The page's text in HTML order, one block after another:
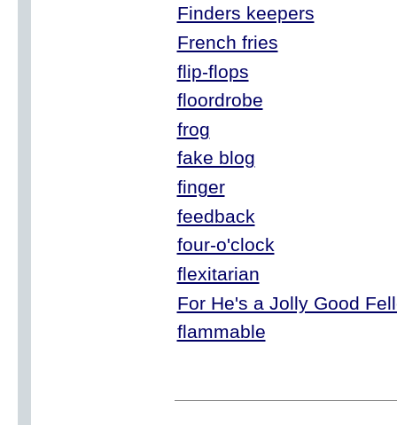
Finders keepers
French fries
flip-flops
floordrobe
frog
fake blog
finger
feedback
four-o'clock
flexitarian
For He's a Jolly Good
flammable